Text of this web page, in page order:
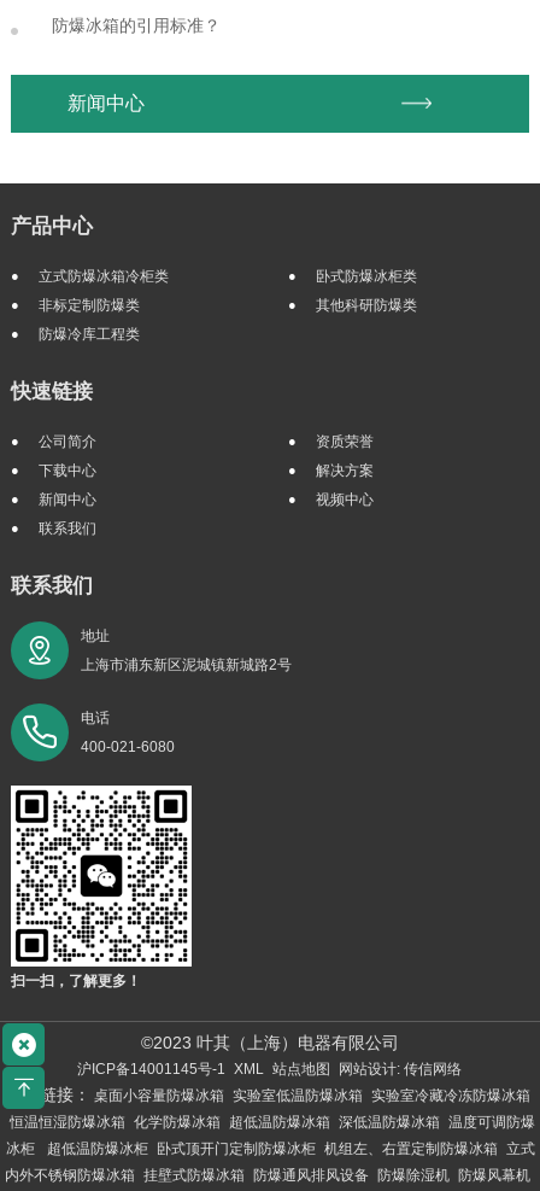
防爆冰箱的引用标准？
新闻中心
产品中心
立式防爆冰箱冷柜类
卧式防爆冰柜类
非标定制防爆类
其他科研防爆类
防爆冷库工程类
快速链接
公司简介
资质荣誉
下载中心
解决方案
新闻中心
视频中心
联系我们
联系我们
地址
上海市浦东新区泥城镇新城路2号
电话
400-021-6080
扫一扫，了解更多！
©2023 叶其（上海）电器有限公司
沪ICP备14001145号-1 XML 站点地图 网站设计: 传信网络
友情链接： 桌面小容量防爆冰箱 实验室低温防爆冰箱 实验室冷藏冷冻防爆冰箱
恒温恒湿防爆冰箱 化学防爆冰箱 超低温防爆冰箱 深低温防爆冰箱 温度可调防爆
冰柜
超低温防爆冰柜 卧式顶开门定制防爆冰柜 机组左、右置定制防爆冰箱 立式
内外不锈钢防爆冰箱 挂壁式防爆冰箱 防爆通风排风设备 防爆除湿机 防爆风幕机